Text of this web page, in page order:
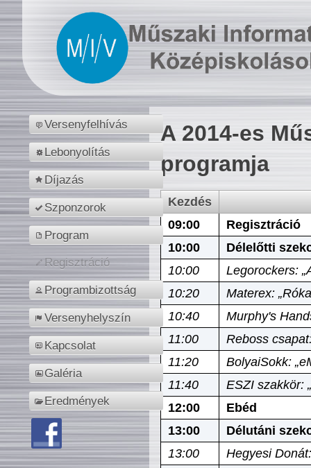
Versenyfelhívás
Lebonyolítás
Díjazás
Szponzorok
Program
Regisztráció
Programbizottság
Versenyhelyszín
Kapcsolat
Galéria
Eredmények
A 2014-es
programja
Kezdés
09:00
Regisztráció
10:00
Délelőtti
10:00
Legorockers:
10:20
Materex:
10:40
Murphy's
11:00
Reboss
11:20
BolyaiSokk:
11:40
ESZI szakkör:
12:00
Ebéd
13:00
Délutáni
13:00
Hegyesi